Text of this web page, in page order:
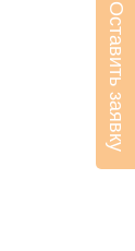
Оставить заявку